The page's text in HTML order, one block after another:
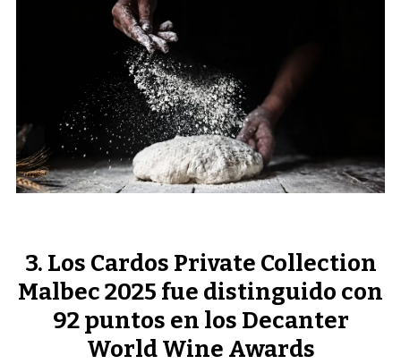
Los Cardos Private Collection
Malbec 2025 fue distinguido con
92 puntos en los Decanter
World Wine Awards